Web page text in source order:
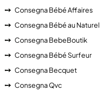
Consegna Bébé Affaires
Consegna Bébé au Naturel
Consegna BebeBoutik
Consegna Bébé Surfeur
Consegna Becquet
Consegna Qvc